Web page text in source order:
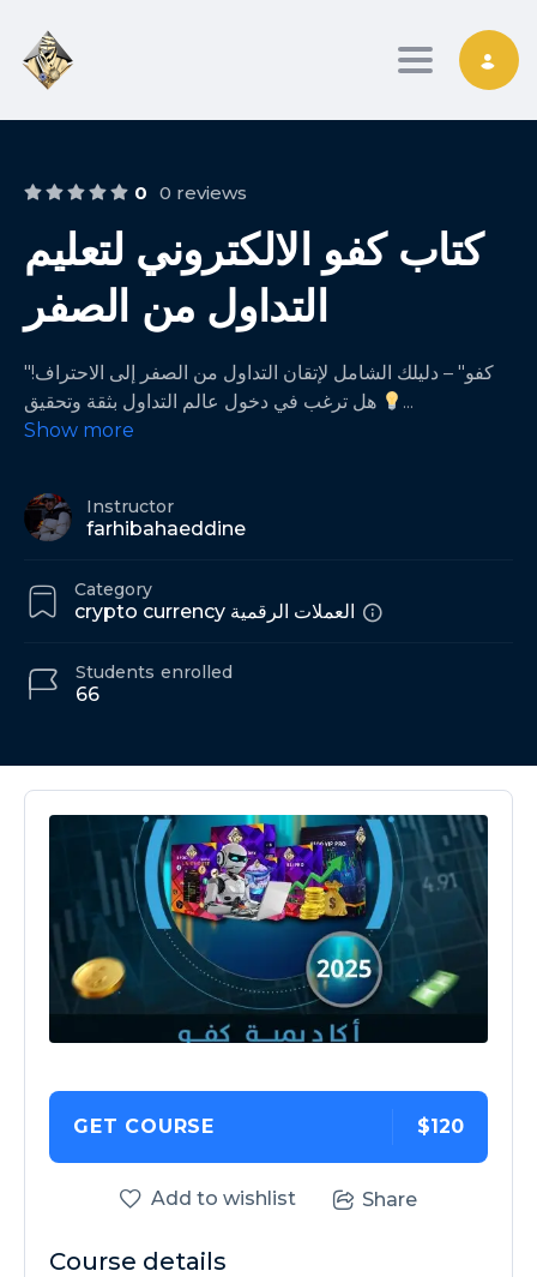
Toggle
0 0 reviews
كتاب كفو الالكتروني لتعليم
التداول من الصفر
"كفو" – دليلك الشامل لإتقان التداول من الصفر إلى الاحتراف!
هل ترغب في دخول عالم التداول بثقة وتحقيق...
Show more
Instructor
farhibahaeddine
Category
crypto currency العملات الرقمية
66
Students enrolled
GET COURSE $120
Add to wishlist Share
Course details